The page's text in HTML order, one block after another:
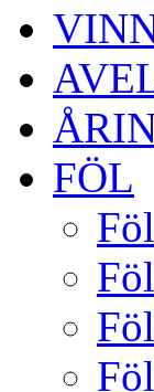
FÖL